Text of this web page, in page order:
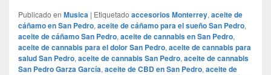
Publicado en Musica | Etiquetado accesorios Monterrey, aceite de
cáñamo en San Pedro, aceite de cáñamo para el sueño San Pedro,
aceite de cáñamo San Pedro, aceite de cannabis en San Pedro,
aceite de cannabis para el dolor San Pedro, aceite de cannabis para
salud San Pedro, aceite de cannabis San Pedro, aceite de cannabis
San Pedro Garza García, aceite de CBD en San Pedro, aceite de